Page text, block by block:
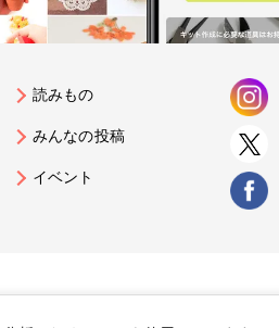
読みもの
みんなの投稿
イベント